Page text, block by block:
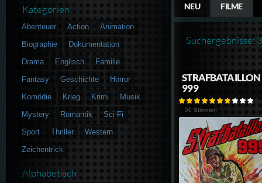
NEU FILME
Suchergebnisse: 3
STRAFBATAILLON
999
56 Stimmen
Kategorien
Abenteuer Action
Animation
Biographie
Dokumentation
Drama
Englisch
Familie
Fantasy
Geschichte
Horror
Komödie
Krieg Krimi
Musik
Mystery
Romantik
Sci-Fi
Sport
Thriller
Western
Zeichentrick
Alphabetisch